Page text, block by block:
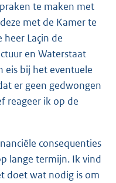
te maken met
met de Kamer te
heer Laçin de
en Waterstaat
eis bij het eventuele
er geen gedwongen
reageer ik op de
consequenties
lange termijn. Ik vind
doet wat nodig is om